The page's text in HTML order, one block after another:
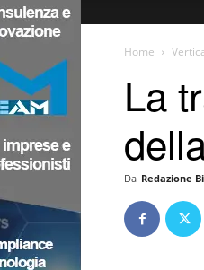
Home
La
Da Redazione